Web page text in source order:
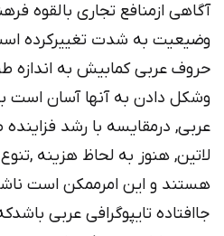
آگاهی ازمنافع تجاری بالقوه
وضیعیت به شدت تغییرکرده
حروف عربی کمابیش به اندازه
وشکل دادن به آنها آسان است
عربی, درمقایسه با رشد
لاتین, هنوز به لحاظ هزینه
هستند و این امرممکن است
جاافتاده تایپوگرافی عربی